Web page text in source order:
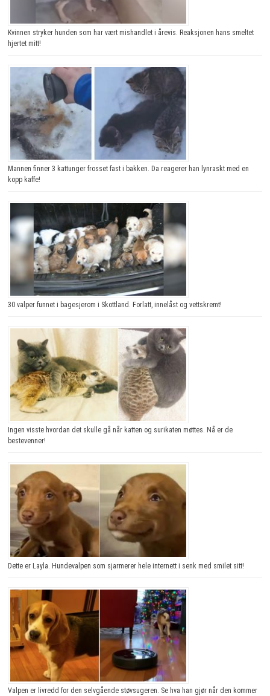
Kvinnen stryker hunden som har vært mishandlet i årevis. Reaksjonen hans smeltet
hjertet mitt!
Mannen finner 3 kattunger frosset fast i bakken. Da reagerer han lynraskt med en
kopp kaffe!
30 valper funnet i bagesjerom i Skottland. Forlatt, innelåst og vettskremt!
Ingen visste hvordan det skulle gå når katten og surikaten møttes. Nå er de
bestevenner!
Dette er Layla. Hundevalpen som sjarmerer hele internett i senk med smilet sitt!
Valpen er livredd for den selvgående støvsugeren. Se hva han gjør når den kommer